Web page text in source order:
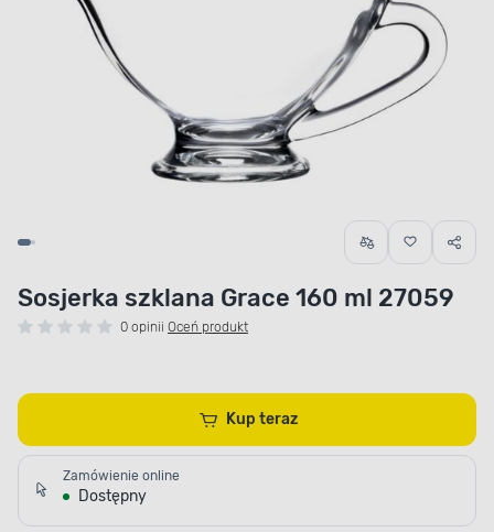
Sosjerka szklana Grace 160 ml 27059
0 opinii Oceń produkt
Kup teraz
Zamówienie online
Dostępny